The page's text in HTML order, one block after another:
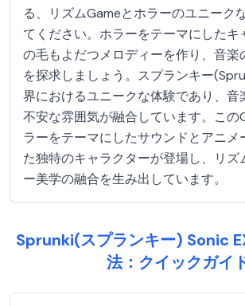
る、リズムGameとホラーのユニーク
てください。ホラーをテーマにしたキ
の毛もよだつメロディーを作り、音楽
を探求しましょう。スプランキー
界におけるユニークな体験であり、音
不安な雰囲気が融合しています。この
ラーをテーマにしたサウンドとアニメ
た独特のキャラクターが登場し、リズ
ー美学の融合を生み出しています。
Sprunki(スプランキー) Sonic
法：クイックガイ